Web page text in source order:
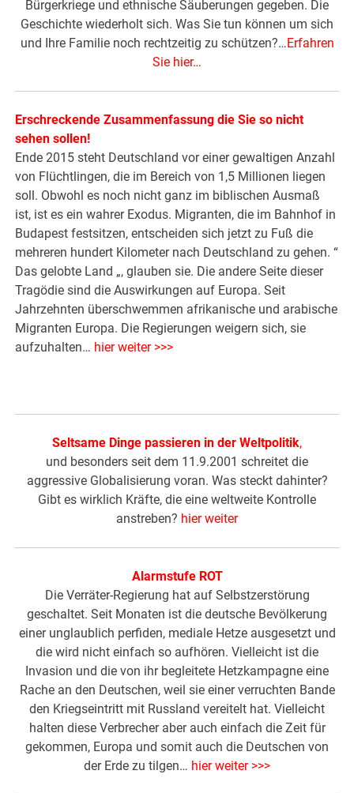
Bürgerkriege und ethnische Säuberungen gegeben. Die
Geschichte wiederholt sich. Was Sie tun können um sich
und Ihre Familie noch rechtzeitig zu schützen?…Erfahren
Sie hier…
Erschreckende Zusammenfassung die Sie so nicht
sehen sollen!
Ende 2015 steht Deutschland vor einer gewaltigen Anzahl
von Flüchtlingen, die im Bereich von 1,5 Millionen liegen
soll. Obwohl es noch nicht ganz im biblischen Ausmaß
ist, ist es ein wahrer Exodus. Migranten, die im Bahnhof in
Budapest festsitzen, entscheiden sich jetzt zu Fuß die
mehreren hundert Kilometer nach Deutschland zu gehen. “
Das gelobte Land „, glauben sie. Die andere Seite dieser
Tragödie sind die Auswirkungen auf Europa. Seit
Jahrzehnten überschwemmen afrikanische und arabische
Migranten Europa. Die Regierungen weigern sich, sie
aufzuhalten… hier weiter >>>
Seltsame Dinge passieren in der Weltpolitik,
und besonders seit dem 11.9.2001 schreitet die
aggressive Globalisierung voran. Was steckt dahinter?
Gibt es wirklich Kräfte, die eine weltweite Kontrolle
anstreben? hier weiter
Alarmstufe ROT
Die Verräter-Regierung hat auf Selbstzerstörung
geschaltet. Seit Monaten ist die deutsche Bevölkerung
einer unglaublich perfiden, mediale Hetze ausgesetzt und
die wird nicht einfach so aufhören. Vielleicht ist die
Invasion und die von ihr begleitete Hetzkampagne eine
Rache an den Deutschen, weil sie einer verruchten Bande
den Kriegseintritt mit Russland vereitelt hat. Vielleicht
halten diese Verbrecher aber auch einfach die Zeit für
gekommen, Europa und somit auch die Deutschen von
der Erde zu tilgen… hier weiter >>>